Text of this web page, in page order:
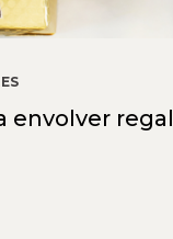
envolver